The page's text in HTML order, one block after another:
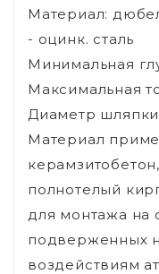
Материал:
- оцинк. сталь
Минимальная
Максимальная
Диаметр
Материал
полнотелый
для монтажа на
подверженных
воздействиям